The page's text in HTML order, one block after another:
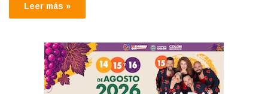
Leer más »